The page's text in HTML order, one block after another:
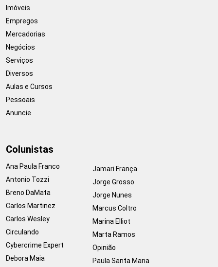
Imóveis
Empregos
Mercadorias
Negócios
Serviços
Diversos
Aulas e Cursos
Pessoais
Anuncie
Colunistas
Ana Paula Franco
Antonio Tozzi
Breno DaMata
Carlos Martinez
Carlos Wesley
Circulando
Cybercrime Expert
Debora Maia
Jamari França
Jorge Grosso
Jorge Nunes
Marcus Coltro
Marina Elliot
Marta Ramos
Opinião
Paula Santa Maria